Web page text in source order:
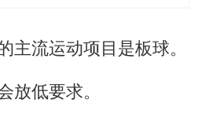
主流运动项目是板球。
放低要求。